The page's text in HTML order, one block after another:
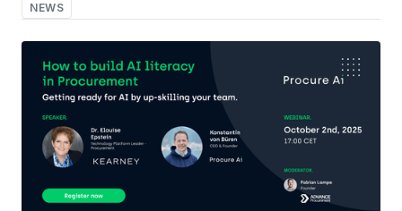
NEWS